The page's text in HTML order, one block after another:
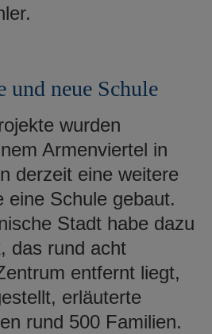
und neue Schule
wurden
Armenviertel in
derzeit eine weitere
eine Schule gebaut.
Stadt habe dazu
das rund acht
entfernt liegt,
erläuterte
rund 500 Familien.